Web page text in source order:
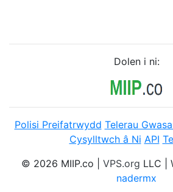
Dolen i ni:
Polisi Preifatrwydd Telerau
Cysylltwch â Ni API
© 2026 MIIP.co | VPS.org LLC |
nadermx